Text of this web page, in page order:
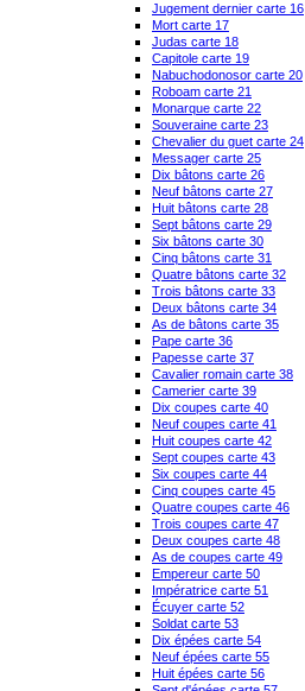
Jugement dernier carte 16
Mort carte 17
Judas carte 18
Capitole carte 19
Nabuchodonosor carte 20
Roboam carte 21
Monarque carte 22
Souveraine carte 23
Chevalier du guet carte 24
Messager carte 25
Dix bâtons carte 26
Neuf bâtons carte 27
Huit bâtons carte 28
Sept bâtons carte 29
Six bâtons carte 30
Cinq bâtons carte 31
Quatre bâtons carte 32
Trois bâtons carte 33
Deux bâtons carte 34
As de bâtons carte 35
Pape carte 36
Papesse carte 37
Cavalier romain carte 38
Camerier carte 39
Dix coupes carte 40
Neuf coupes carte 41
Huit coupes carte 42
Sept coupes carte 43
Six coupes carte 44
Cinq coupes carte 45
Quatre coupes carte 46
Trois coupes carte 47
Deux coupes carte 48
As de coupes carte 49
Empereur carte 50
Impératrice carte 51
Écuyer carte 52
Soldat carte 53
Dix épées carte 54
Neuf épées carte 55
Huit épées carte 56